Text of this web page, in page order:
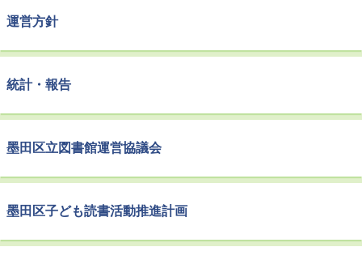
運営方針
統計・報告
墨田区立図書館運営協議会
墨田区子ども読書活動推進計画